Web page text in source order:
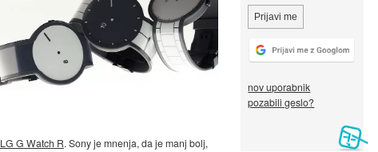
nov uporabnik
pozabili geslo?
LG G Watch R. Sony je mnenja, da je manj bolj,